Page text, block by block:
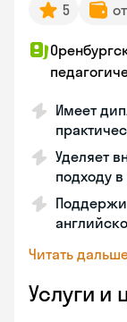
5
Имеет
Уделяет
подходу
Читать
Услуги и